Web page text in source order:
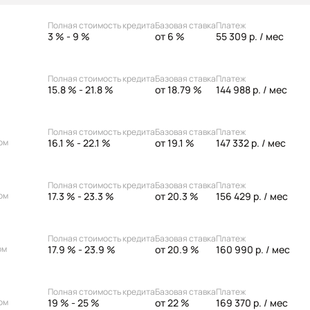
Полная стоимость кредита
3 % - 9 %
Базовая ставка
от 6 %
Платеж
55 309 р. / мес
Полная стоимость кредита
15.8 % - 21.8 %
Базовая ставка
от 18.79 %
Платеж
144 988 р. / мес
Полная стоимость кредита
16.1 % - 22.1 %
Базовая ставка
от 19.1 %
Платеж
147 332 р. / мес
Полная стоимость кредита
17.3 % - 23.3 %
Базовая ставка
от 20.3 %
Платеж
156 429 р. / мес
Полная стоимость кредита
17.9 % - 23.9 %
Базовая ставка
от 20.9 %
Платеж
160 990 р. / мес
Полная стоимость кредита
19 % - 25 %
Базовая ставка
от 22 %
Платеж
169 370 р. / мес